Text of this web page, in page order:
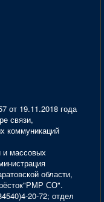
от 19.11.2018 года
связи,
коммуникаций
и массовых
области,
СО".
20-72; отдел